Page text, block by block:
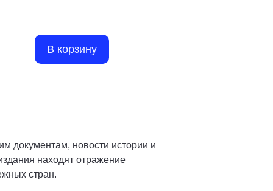
В корзину
документам, новости истории и
находят отражение
стран.